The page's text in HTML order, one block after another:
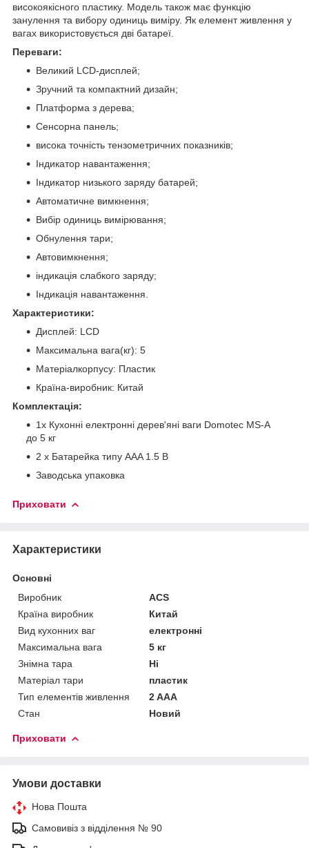
високоякісного пластику. Модель також має функцію
занулення та вибору одиниць виміру. Як елемент живлення у
вагах використовується дві батареї.
Переваги:
Великий LCD-дисплей;
Зручний та компактний дизайн;
Платформа з дерева;
Сенсорна панель;
висока точність тензометричних показників;
Індикатор навантаження;
Індикатор низького заряду батарей;
Автоматичне вимкнення;
Вибір одиниць вимірювання;
Обнулення тари;
Автовимкнення;
індикація слабкого заряду;
Індикація навантаження.
Характеристики:
Дисплей: LCD
Максимальна вага(кг): 5
Матеріалкорпусу: Пластик
Країна-виробник: Китай
Комплектація:
1х Кухонні електронні дерев'яні ваги Domotec MS-A
до 5 кг
2 х Батарейка типу AAA 1.5 В
Заводська упаковка
Приховати
Характеристики
Основні
Виробник
ACS
Країна виробник
Китай
Вид кухонних ваг
електронні
Максимальна вага
5 кг
Знімна тара
Ні
Матеріал тари
пластик
Тип елементів живлення
2 AAA
Стан
Новий
Приховати
Умови доставки
Нова Пошта
Самовивіз з відділення № 90